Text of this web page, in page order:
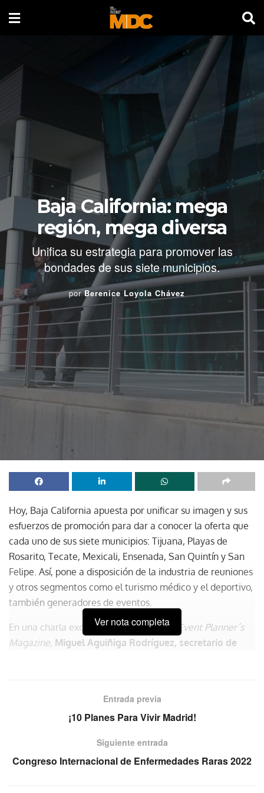
Baja California: mega
región, mega diversa
Unifica su estrategia para promover las
bondades de sus siete municipios.
por Berenice Loyola Chávez
Hoy, Baja California apuesta por unificar su imagen y sus
esfuerzos de promoción para dar a conocer la oferta que
cada uno de sus siete municipios: Tijuana, Playas de
Rosarito, Tecate, Mexicali, Ensenada, San Quintín y San
Felipe. Así, pone a disposición de la industria de reuniones
y otros segmentos como el turismo médico y el deportivo,
también generadores de eventos.
En una charla exclusiva conMDC – The Event Planner´s
Magazine, Miguel Aguiñiga Rodríguez, secretario de
estrategia de trabajar por municipio
pulverizaba los esfuerzos en
campañas todo se minimizaba, por
ejemplo, los visitantes no se
Ver nota completa
Entrada previa
¡10 Planes Para Vivir Madrid!
Siguiente entrada
Congreso Internacional de Enfermedades Raras 2022